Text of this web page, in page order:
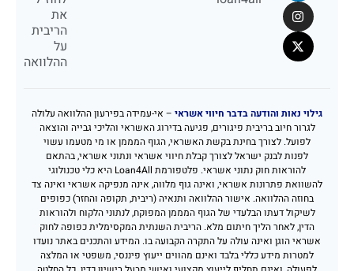
את
הריבית
על
ההלוואה
גילוי נאות והודעה בדבר חיווי אשראי – אי-עמידה בפירעון ההלוואה עלולה
לגרור חיוב בריבית פיגורים, פגיעה בדירוג האשראי והליכי גבייה והוצאה
לפועל. לצורך בחינת בקשת האשראי, הגוף המממן או מי מטעמו עשוי
לפנות לבנק ישראל לצורך קבלת חיווי אשראי ונתוני אשראי, בהתאם
להוראות חוק נתוני אשראי. פלטפורמת Loan4All היא כלי טכנולוגי
להשוואת פתרונות אשראי, ואינה גוף מלווה, אינה מנפיקה אשראי ואינה צד
בחוזה ההלוואה. אישור ההלוואה ותנאיה (ריבית, תקופה והחזר) כפופים
לשיקול דעתו הבלעדי של הגוף המממן המפוקח, לנתוני הלקוח ולהוראות
הדין, לאחר הליך חיתום מלא. הריבית השנתית המקסימלית כפופה לחוק
אשראי הוגן ואינה עולה על התקרה הקבועה בו. המידע והתכנים באתר נועדו
למטרות מידע כללי בלבד ואינם מהווים ייעוץ פיננסי, משפטי או המלצה